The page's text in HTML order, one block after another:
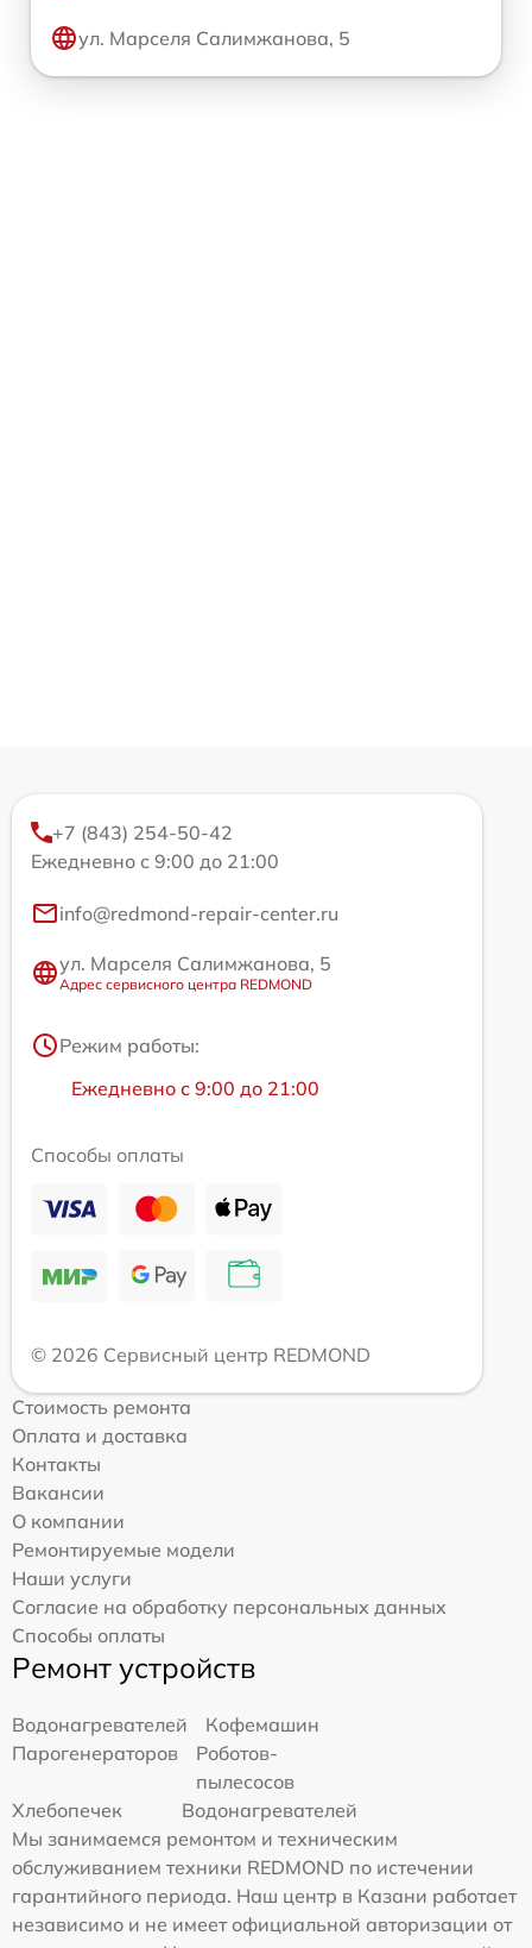
ул. Марселя Салимжанова, 5
+7 (843) 254-50-42
Ежедневно с 9:00 до 21:00
info@redmond-repair-center.ru
ул. Марселя Салимжанова, 5
Адрес сервисного центра REDMOND
Режим работы:
Ежедневно с 9:00 до 21:00
Способы оплаты
© 2026 Сервисный центр REDMOND
Стоимость ремонта
Оплата и доставка
Контакты
Вакансии
О компании
Ремонтируемые модели
Наши услуги
Согласие на обработку персональных данных
Способы оплаты
Ремонт устройств
Водонагревателей
Кофемашин
Парогенераторов
Роботов-
пылесосов
Хлебопечек
Водонагревателей
Мы занимаемся ремонтом и техническим
обслуживанием техники REDMOND по истечении
гарантийного периода. Наш центр в Казани работает
независимо и не имеет официальной авторизации от